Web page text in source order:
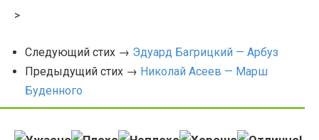
>
Следующий стих → Эдуард Багрицкий — Арбуз
Предыдущий стих → Николай Асеев — Марш
Буденного